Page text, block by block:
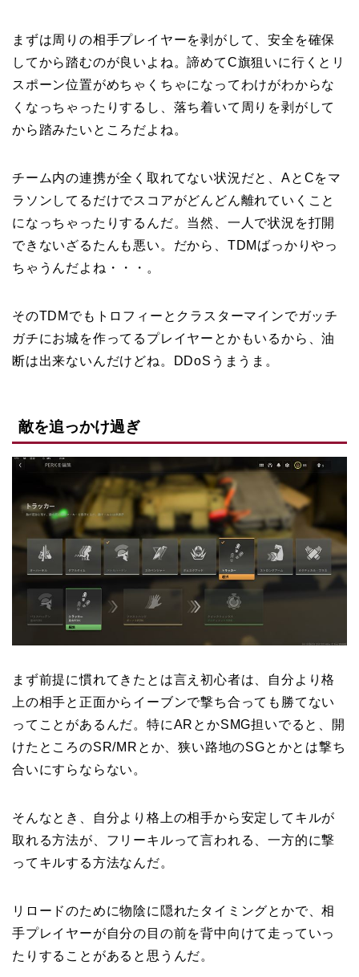
まずは周りの相手プレイヤーを剥がして、安全を確保
してから踏むのが良いよね。諦めてC旗狙いに行くとリ
スポーン位置がめちゃくちゃになってわけがわからな
くなっちゃったりするし、落ち着いて周りを剥がして
から踏みたいところだよね。
チーム内の連携が全く取れてない状況だと、AとCをマ
ラソンしてるだけでスコアがどんどん離れていくこと
になっちゃったりするんだ。当然、一人で状況を打開
できないざるたんも悪い。だから、TDMばっかりやっ
ちゃうんだよね・・・。
そのTDMでもトロフィーとクラスターマインでガッチ
ガチにお城を作ってるプレイヤーとかもいるから、油
断は出来ないんだけどね。DDoSうまうま。
敵を追っかけ過ぎ
まず前提に慣れてきたとは言え初心者は、自分より格
上の相手と正面からイーブンで撃ち合っても勝てない
ってことがあるんだ。特にARとかSMG担いでると、開
けたところのSR/MRとか、狭い路地のSGとかとは撃ち
合いにすらならない。
そんなとき、自分より格上の相手から安定してキルが
取れる方法が、フリーキルって言われる、一方的に撃
ってキルする方法なんだ。
リロードのために物陰に隠れたタイミングとかで、相
手プレイヤーが自分の目の前を背中向けて走っていっ
たりすることがあると思うんだ。